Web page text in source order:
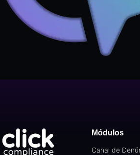
Módulos
Canal de